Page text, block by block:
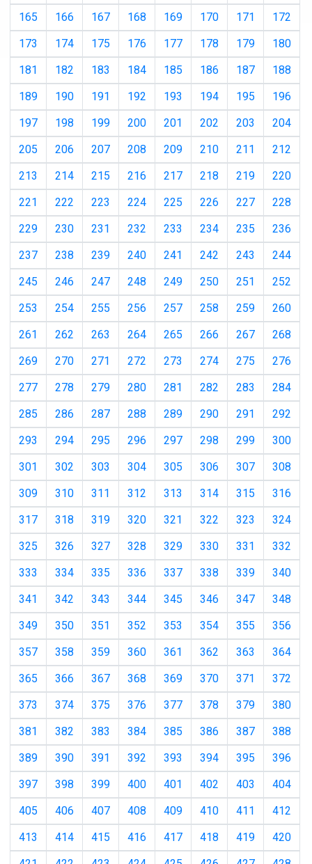
165
166 167 168 169 170 171
172
173
174 175 176 177 178 179
180
181
182 183 184 185 186 187
188
189
190 191 192 193 194 195
196
197
198 199 200 201 202 203
204
205
206 207 208 209 210 211
212
213
214 215 216 217 218 219
220
221
222 223 224 225 226 227
228
229
230 231 232 233 234 235
236
237
238 239 240 241 242 243
244
245
246 247 248 249 250 251
252
253
254 255 256 257 258 259
260
261
262 263 264 265 266 267
268
269
270 271 272 273 274 275
276
277
278 279 280 281 282 283
284
285
286 287 288 289 290 291
292
293
294 295 296 297 298 299
300
301
302 303 304 305 306 307
308
309
310 311 312 313 314 315
316
317
318 319 320 321 322 323
324
325
326 327 328 329 330 331
332
333
334 335 336 337 338 339
340
341
342 343 344 345 346 347
348
349
350 351 352 353 354 355
356
357
358 359 360 361 362 363
364
365
366 367 368 369 370 371
372
373
374 375 376 377 378 379
380
381
382 383 384 385 386 387
388
389
390 391 392 393 394 395
396
397
398 399 400 401 402 403
404
405
406 407 408 409 410 411
412
413
414 415 416 417 418 419
420